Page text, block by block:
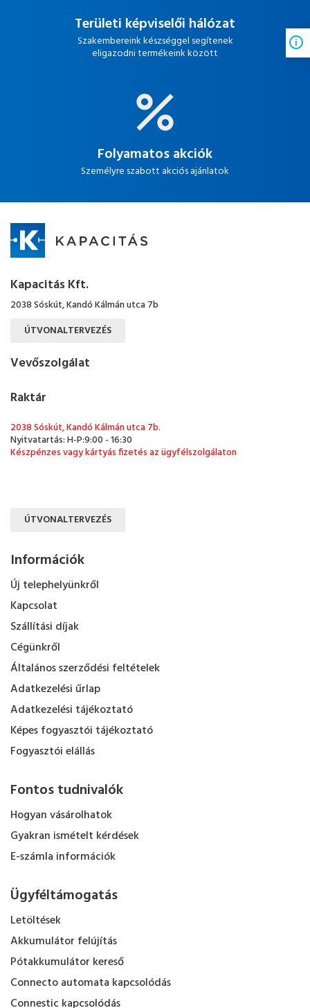
Területi képviselői hálózat
Szakembereink készséggel segítenek
eligazodni termékeink között
Folyamatos akciók
Személyre szabott akciós ajánlatok
Kapacitás Kft.
2038 Sóskút, Kandó Kálmán utca 7b
ÚTVONALTERVEZÉS
Vevőszolgálat
Raktár
2038 Sóskút, Kandó Kálmán utca 7b.
Nyitvatartás: H-P:9:00 - 16:30
Készpénzes vagy kártyás fizetés az ügyfélszolgálaton
ÚTVONALTERVEZÉS
Információk
Új telephelyünkről
Kapcsolat
Szállítási díjak
Cégünkről
Általános szerződési feltételek
Adatkezelési űrlap
Adatkezelési tájékoztató
Képes fogyasztói tájékoztató
Fogyasztói elállás
Fontos tudnivalók
Hogyan vásárolhatok
Gyakran ismételt kérdések
E-számla információk
Ügyféltámogatás
Letöltések
Akkumulátor felújítás
Pótakkumulátor kereső
Connecto automata kapcsolódás
Connestic kapcsolódás